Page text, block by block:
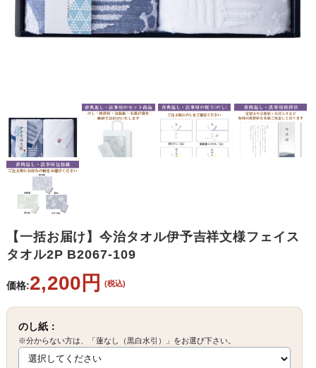
【一括お届け】今治タオル伊予吉祥文様フェイス
タオル2P B2067-109
価格:2,200円 (税込)
のし紙：
※分からない方は、「蓮なし（黒白水引）」をお選び下さい。